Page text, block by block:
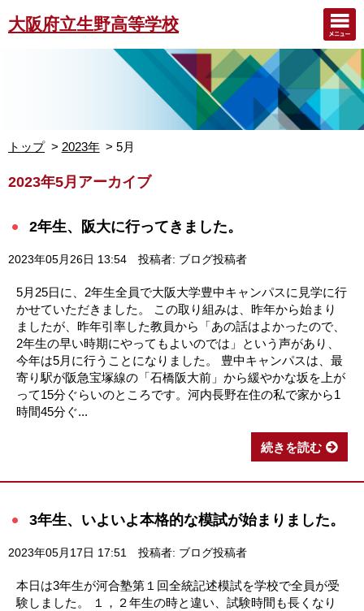
大阪府立生野高等学校
トップ 2023年 5月
2023年5月アーカイブ
2年生、阪大に行ってきました。
2023年05月26日 13:54 投稿者: ブログ投稿者
5月25日に、2年生全員で大阪大学豊中キャンパスに見学に行
かせていただきました。 この取り組みは、昨年から始まり
ましたが、昨年引率した教員から「あの話はよかったので、
2年生の早い時期にやってもよいのでは」という声があり、
今年は5月に行うことになりました。 豊中キャンパスは、最
寄り駅が阪急宝塚線の「石橋阪大前」から緩やかな坂を上が
って15分ぐらいのところです。河内長野在住の私で家から1
時間45分ぐ...
続きを読む
3年生、いよいよ本格的な模試が始まりました。
2023年05月17日 17:51 投稿者: ブログ投稿者
本日は3年生が河合塾第１回全統記述模試を学校で全員が受
験しました。 １，２年生の時と違い、試験時間も長くなり